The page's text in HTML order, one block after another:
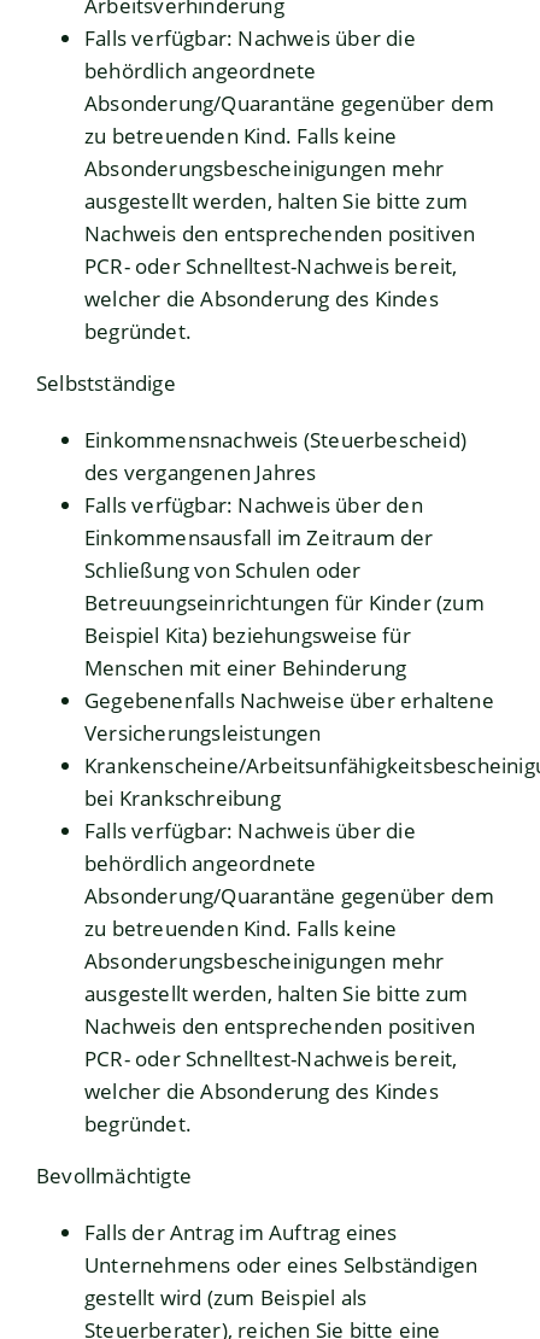
Arbeitsverhinderung
Falls verfügbar: Nachweis über die
behördlich angeordnete
Absonderung/Quarantäne gegenüber dem
zu betreuenden Kind. Falls keine
Absonderungsbescheinigungen mehr
ausgestellt werden, halten Sie bitte zum
Nachweis den entsprechenden positiven
PCR- oder Schnelltest-Nachweis bereit,
welcher die Absonderung des Kindes
begründet.
Selbstständige
Einkommensnachweis (Steuerbescheid)
des vergangenen Jahres
Falls verfügbar: Nachweis über den
Einkommensausfall im Zeitraum der
Schließung von Schulen oder
Betreuungseinrichtungen für Kinder (zum
Beispiel Kita) beziehungsweise für
Menschen mit einer Behinderung
Gegebenenfalls Nachweise über erhaltene
Versicherungsleistungen
Krankenscheine/
bei Krankschreibung
Falls verfügbar: Nachweis über die
behördlich angeordnete
Absonderung/Quarantäne gegenüber dem
zu betreuenden Kind. Falls keine
Absonderungsbescheinigungen mehr
ausgestellt werden, halten Sie bitte zum
Nachweis den entsprechenden positiven
PCR- oder Schnelltest-Nachweis bereit,
welcher die Absonderung des Kindes
begründet.
Bevollmächtigte
Falls der Antrag im Auftrag eines
Unternehmens oder eines Selbständigen
gestellt wird (zum Beispiel als
Steuerberater), reichen Sie bitte eine